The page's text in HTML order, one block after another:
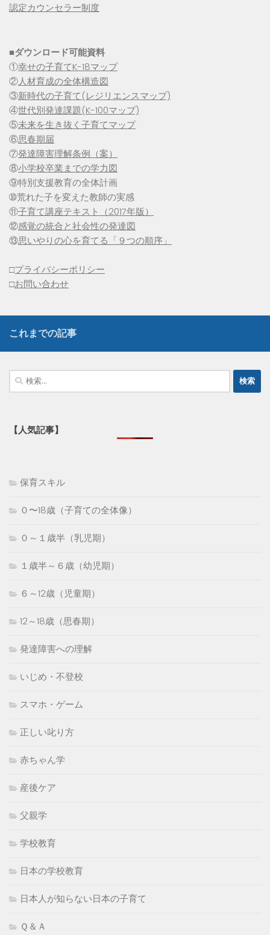
認定カウンセラー制度
■ダウンロード可能資料
①幸せの子育てK-18マップ
②人材育成の全体構造図
③新時代の子育て(レジリエンスマップ)
④世代別発達課題(K-100マップ)
⑤未来を生き抜く子育てマップ
⑥思春期届
⑦発達障害理解条例（案）
⑧小学校卒業までの学力図
⑨特別支援教育の全体計画
➉荒れた子を変えた教師の実感
⑪子育て講座テキスト（2017年版）
⑫感覚の統合と社会性の発達図
⑬思いやりの心を育てる「９つの順序」
□プライバシーポリシー
□お問い合わせ
これまでの記事
検
索:
【人気記事】
保育スキル
０〜18歳（子育ての全体像）
０～１歳半（乳児期）
１歳半～６歳（幼児期）
６～12歳（児童期）
12～18歳（思春期）
発達障害への理解
いじめ・不登校
スマホ・ゲーム
正しい叱り方
赤ちゃん学
産後ケア
父親学
学校教育
日本の学校教育
日本人が知らない日本の子育て
Ｑ＆Ａ